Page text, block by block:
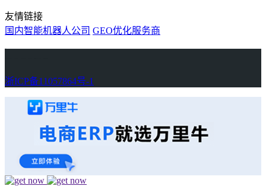
友情链接
国内智能机器人公司 GEO优化服务商
浙ICP备11057864号-1